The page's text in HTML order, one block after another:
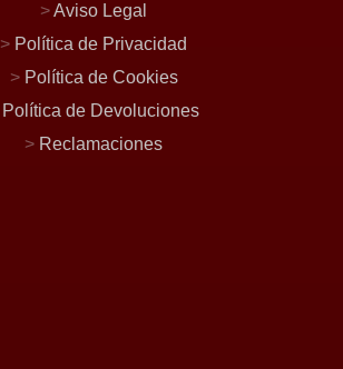
>Aviso Legal
> Política de Privacidad
> Política de Cookies
Política de Devoluciones
> Reclamaciones